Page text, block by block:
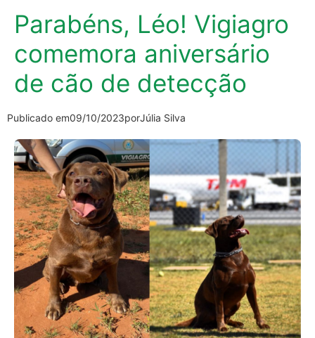
Parabéns, Léo! Vigiagro
comemora aniversário
de cão de detecção
Publicado em09/10/2023porJúlia Silva